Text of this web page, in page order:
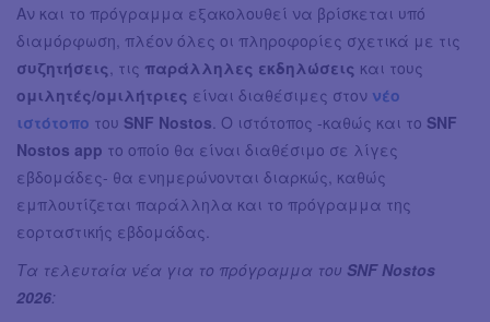
Αν και το πρόγραμμα εξακολουθεί να βρίσκεται υπό
διαμόρφωση, πλέον όλες οι πληροφορίες σχετικά με τις
συζητήσεις , τις παράλληλες εκδηλώσεις και τους
ομιλητές/ομιλήτριες είναι διαθέσιμες στον νέο
ιστότοπο του SNF Nostos . Ο ιστότοπος -καθώς και το SNF
Nostos app το οποίο θα είναι διαθέσιμο σε λίγες
εβδομάδες- θα ενημερώνονται διαρκώς, καθώς
εμπλουτίζεται παράλληλα και το πρόγραμμα της
εορταστικής εβδομάδας.
Τα τελευταία νέα για το πρόγραμμα του SNF Nostos
2026: